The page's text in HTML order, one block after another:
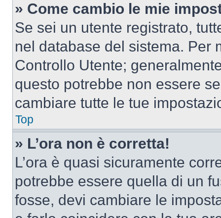
» Come cambio le mie
Se sei un utente registrato,
nel database del sistema. Per
Controllo Utente;
questo potrebbe non essere
cambiare tutte le tue
Top
» L’ora non è corretta!
L’ora è quasi sicuramente
potrebbe essere quella di un
fosse, devi cambiare le